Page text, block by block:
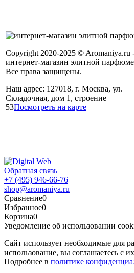
Copyright 2020-2025 © Aromaniya.ru
интернет-магазин элитной
Все права защищены.
Наш адрес: 127018, г. Москва, ул.
Складочная, дом 1, строение
53Посмотреть на карте
Обратная связь
+7 (495) 946-66-76
shop@aromaniya.ru
Сравнение0
Избранное0
Корзина0
Уведомление об использовании
Сайт использует необходимые для
использование, вы соглашаетесь с
Подробнее в политике